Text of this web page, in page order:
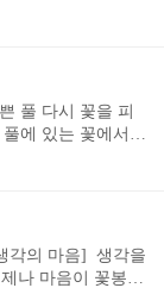
파서 벌레먹는 딱
일어나요 저녁때
끼들이 왔어요 머
강가 예쁜 집 알
나무의 아들 예
풀 다시 꽃을 피
에 있는 꽃에서도
나네 예쁘고 하얀
쁜 소녀와 꽃들
서 그 괴물을 본 사
는 아주 예쁜 치마
각의 마음] 생각을
나 마음이 꽃봉우